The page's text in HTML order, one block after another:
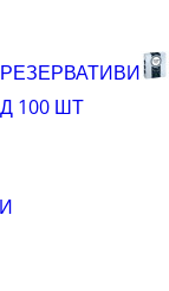
100 ШТ